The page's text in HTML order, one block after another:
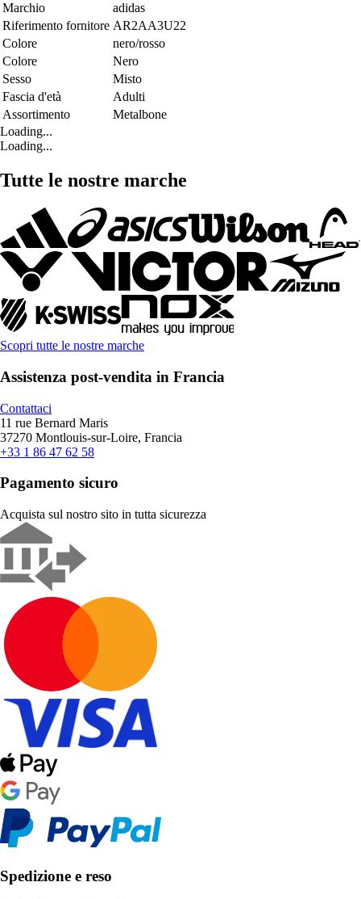
Marchio
adidas
Riferimento fornitore AR2AA3U22
Colore
nero/rosso
Colore
Nero
Sesso
Misto
Fascia d'età
Adulti
Assortimento
Metalbone
Loading...
Loading...
Tutte le nostre marche
Scopri tutte le nostre marche
Assistenza post-vendita in Francia
Contattaci
11 rue Bernard Maris
37270 Montlouis-sur-Loire, Francia
+33 1 86 47 62 58
Pagamento sicuro
Acquista sul nostro sito in tutta sicurezza
Spedizione e reso